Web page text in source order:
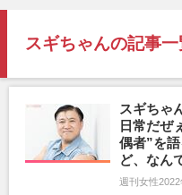
スギちゃんの記事一
スギちゃ
日常だぜ
偶者”を
ど、なん
週刊女性